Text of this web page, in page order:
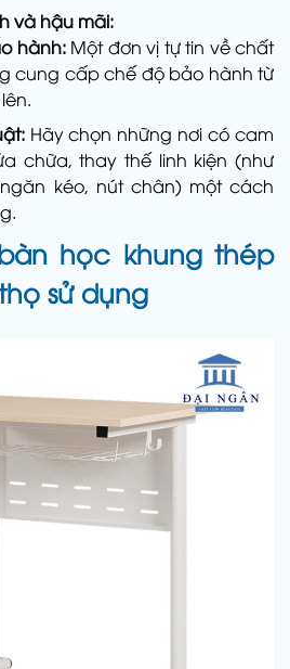
và hậu mãi:
hành: Một đơn vị tự tin về chất
cung cấp chế độ bảo hành từ
Hãy chọn những nơi có cam
chữa, thay thế linh kiện (như
kéo, nút chân) một cách
học khung thép
sử dụng